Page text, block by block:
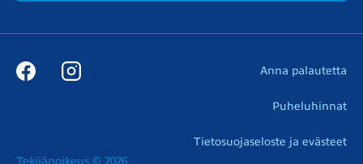
Tekijänoikeus © 2026
Anna palautetta
Puheluhinnat
Tietosuojaseloste ja evästeet